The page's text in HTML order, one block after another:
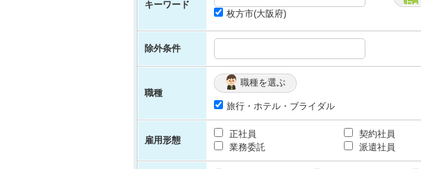
キーワード
枚方市(大阪府)
除外条件
職種
職種を選ぶ
旅行・ホテル・ブライダル
雇用形態
正社員 契約社員
業務委託
派遣社員